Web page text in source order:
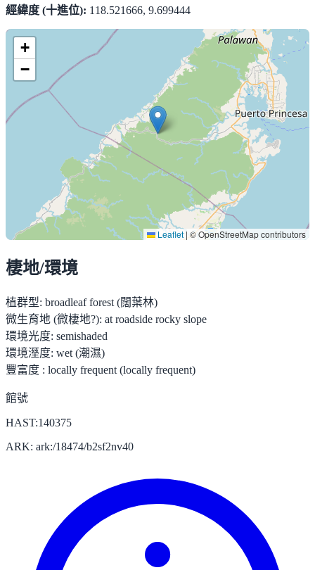
經緯度 (十進位): 118.521666, 9.699444
+
−
Leaflet | © OpenStreetMap contributors
棲地/環境
植群型: broadleaf forest (闊葉林)
微生育地 (微棲地?): at roadside rocky slope
環境光度: semishaded
環境溼度: wet (潮濕)
豐富度 : locally frequent (locally frequent)
館號
HAST:140375
ARK: ark:/18474/b2sf2nv40